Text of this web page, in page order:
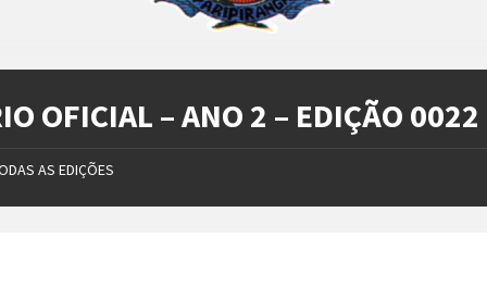
OFICIAL – ANO 2 – EDIÇÃO 0022
AS EDIÇÕES